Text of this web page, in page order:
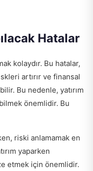
Hatalar
kolaydır. Bu hatalar,
artırır ve finansal
Bu nedenle, yatırım
önemlidir. Bu
riski anlamamak en
yaparken
etmek için önemlidir.